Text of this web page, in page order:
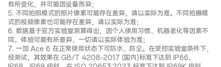
有所变化，并可能因设备而异；
5. 不同拍照模式的照片像素可能存在差异，请以实际为准。不同拍摄模
式的视频像素也可能存在差异，请以实际为准；
6. 数据基于官方实验室测算得出，因个人使用习惯、机器老化等因素不
同，体验可能有所差异，一切请以实际体验为准；
7. 一加 Ace 6 在正常使用状态下可防水、防尘。在受控实验室条件下，
经测试，其效果在 GB/T 4208-2017 (国内)标准下达到 IP66、